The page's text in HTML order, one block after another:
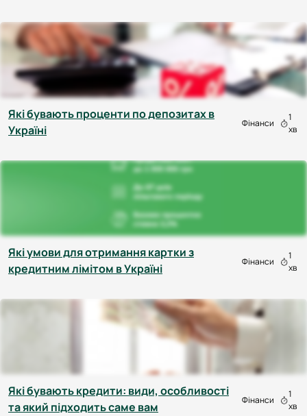
Які бувають проценти по депозитах в
Україні
Фінанси
1
хв
Які умови для отримання картки з
кредитним лімітом в Україні
Фінанси
1
хв
Які бувають кредити: види, особливості
та який підходить саме вам
Фінанси
1
хв